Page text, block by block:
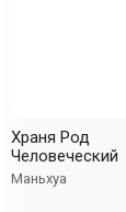
Храня Род
Человеческий
Маньхуа